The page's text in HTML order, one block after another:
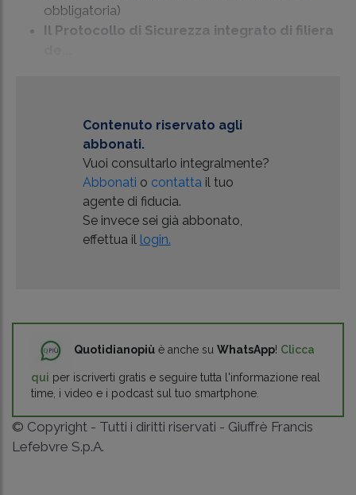
obbligatoria)
Il Protocollo di Sicurezza integrato di filiera
Contenuto riservato agli
abbonati.
Vuoi consultarlo integralmente?
Abbonati o contattail tuo
agente di fiducia.
Se invece sei già abbonato,
effettua il login.
Quotidianopiù è anche su WhatsApp! Clicca
qui per iscriverti gratis e seguire tutta l'informazione real
time, i video e i podcast sul tuo smartphone.
© Copyright - Tutti i diritti riservati - Giuffrè Francis
Lefebvre S.p.A.